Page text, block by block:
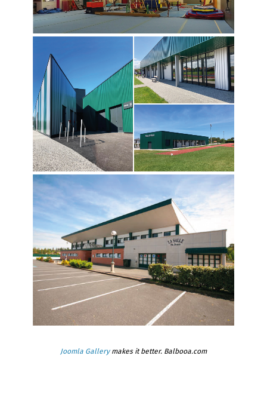
Joomla Gallerymakes it better. Balbooa.com